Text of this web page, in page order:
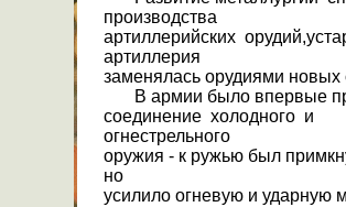
производства
артиллерийских
артиллерия
заменялась орудиями новых
В армии было впервые
соединение холодного и
огнестрельного
оружия - к ружью был
но
усилило огневую и ударную